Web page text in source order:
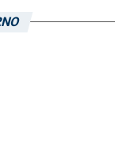
a cui